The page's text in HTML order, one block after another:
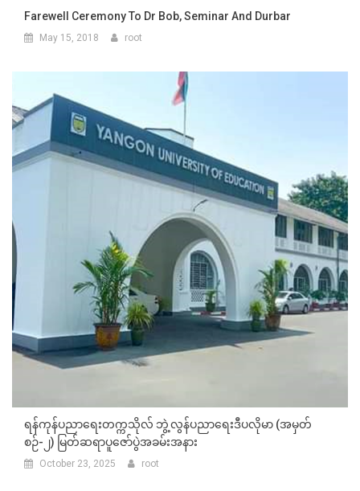
Farewell Ceremony To Dr Bob, Seminar And Durbar
May 15, 2018 root
ရန်ကုန်ပညာရေးတက္ကသိုလ် ဘွဲ့လွန်ပညာရေးဒီပလိုမာ (အမှတ်
စဉ်-၂) မြတ်ဆရာပူဇော်ပွဲအခမ်းအနား
October 23, 2025 root